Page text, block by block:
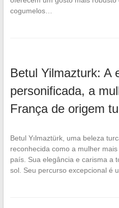
cogumelos…
Betul Yilmazturk: A
personificada, a
França de origem
Betul Yılmaztürk, uma beleza
reconhecida como a mulher
país. Sua elegância e carisma a
sol. Seu percurso excepcional é